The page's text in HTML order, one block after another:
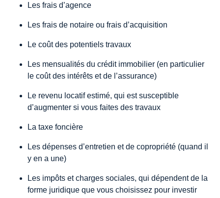
Les frais d’agence
Les frais de notaire ou frais d’acquisition
Le coût des potentiels travaux
Les mensualités du crédit immobilier (en particulier
le coût des intérêts et de l’assurance)
Le revenu locatif estimé, qui est susceptible
d’augmenter si vous faites des travaux
La taxe foncière
Les dépenses d’entretien et de copropriété (quand il
y en a une)
Les impôts et charges sociales, qui dépendent de la
forme juridique que vous choisissez pour investir